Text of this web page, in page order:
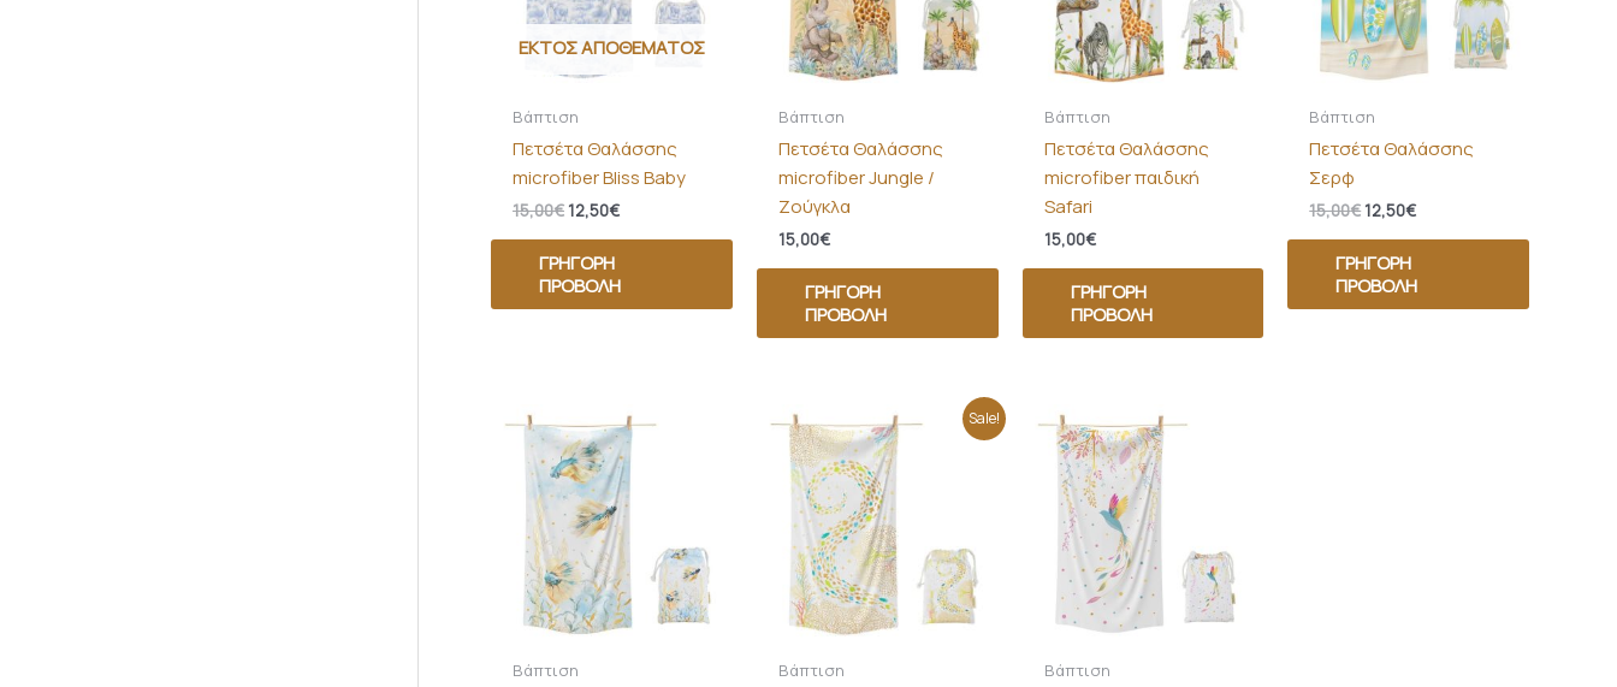
ΕΚΤΌΣ ΑΠΟΘΈΜΑΤΟΣ
Βάπτιση
Πετσέτα Θαλάσσης
microfiber Bliss Baby
15,00€ 12,50€
ΓΡΉΓΟΡΗ
ΠΡΟΒΟΛΉ
Βάπτιση
Πετσέτα Θαλάσσης
microfiber Jungle /
Ζούγκλα
15,00€
ΓΡΉΓΟΡΗ
ΠΡΟΒΟΛΉ
Βάπτιση
Πετσέτα Θαλάσσης
microfiber παιδική
Safari
15,00€
ΓΡΉΓΟΡΗ
ΠΡΟΒΟΛΉ
Βάπτιση
Πετσέτα Θαλάσσης
Σερφ
15,00€ 12,50€
ΓΡΉΓΟΡΗ
ΠΡΟΒΟΛΉ
Βάπτιση
Sale!
Βάπτιση
price
was:
15,00€.
Η
τρέχουσα
τιμή
είναι:
12,50€.
Βάπτιση